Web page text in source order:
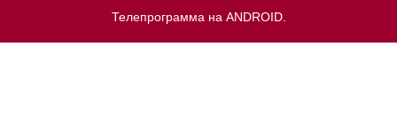
Телепрограмма на ANDROID.